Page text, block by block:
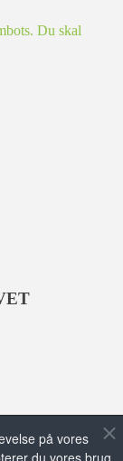
på vores
du vores brug
Du skal